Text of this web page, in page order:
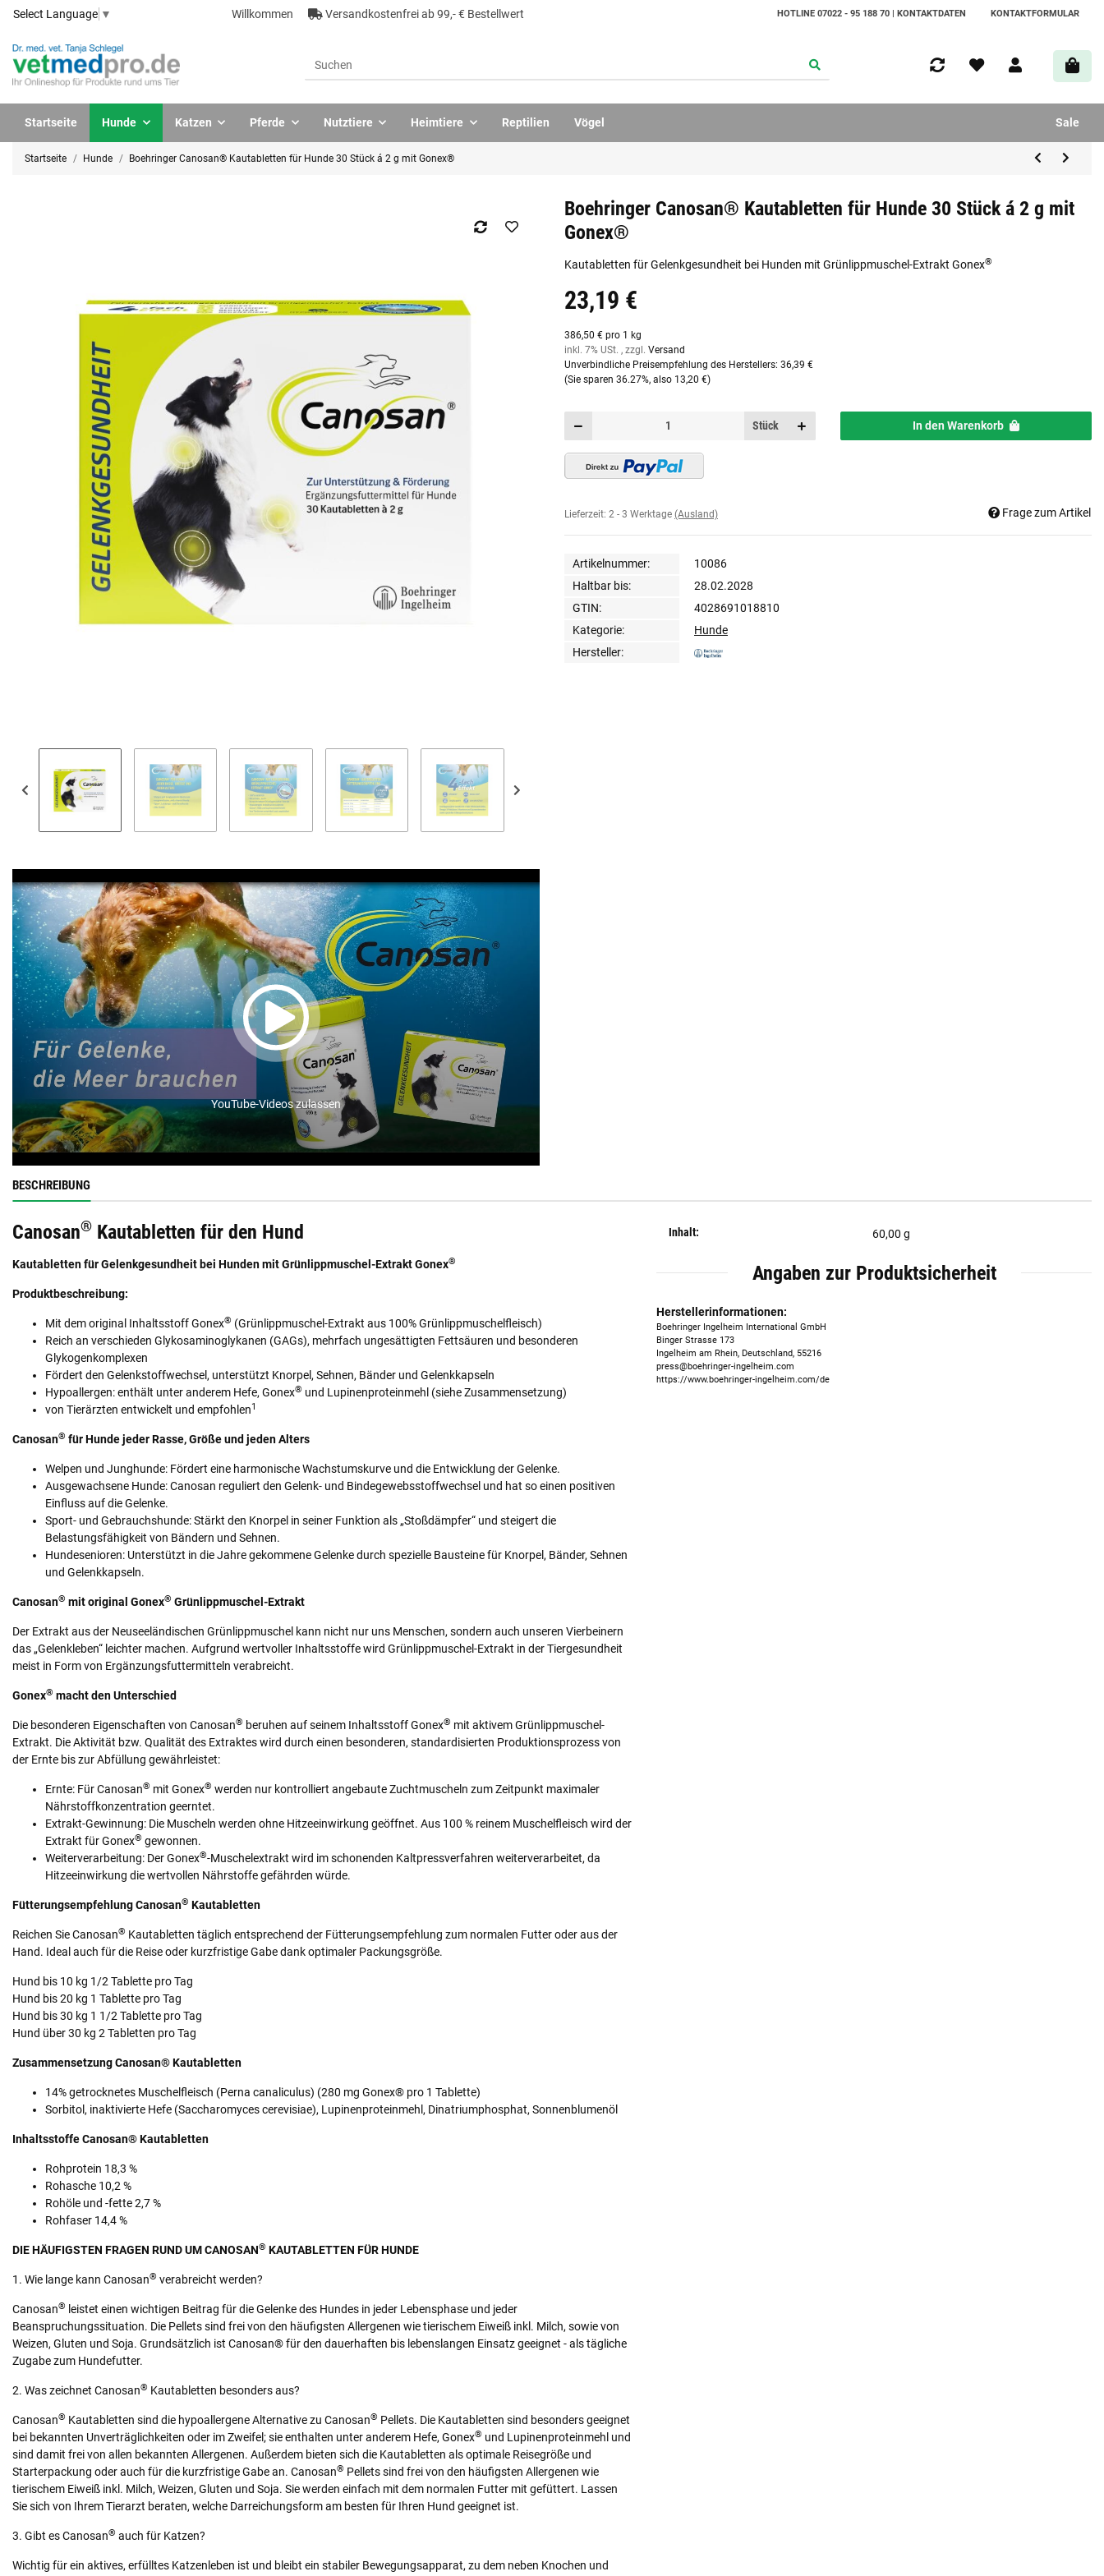
Select Language ▼ Willkommen Versandkostenfrei ab 99,- € Bestellwert HOTLINE 07022 - 95 188 70 | KONTAKTDATEN KONTAKTFORMULAR
Hunde Katzen Pferde Nutztiere Heimtiere Reptilien Vögel
Startseite Sale
Startseite Hunde Boehringer Canosan® Kautabletten für Hunde 30 Stück á 2 g mit Gonex®
YouTube-Videos zulassen
Boehringer Canosan® Kautabletten für Hunde 30 Stück á 2 g mit
Gonex®
Kautabletten für Gelenkgesundheit bei Hunden mit Grünlippmuschel-Extrakt Gonex®
23,19 €
386,50 € pro 1 kg
inkl. 7% USt. , zzgl. Versand
Unverbindliche Preisempfehlung des Herstellers: 36,39 €
(Sie sparen 36.27%, also 13,20 €)
Stück In den Warenkorb
Lieferzeit: 2 - 3 Werktage (Ausland) Frage zum Artikel
Artikelnummer:
10086
Haltbar bis:
28.02.2028
GTIN:
4028691018810
Kategorie:
Hunde
Hersteller:
BESCHREIBUNG
Canosan® Kautabletten für den Hund
Kautabletten für Gelenkgesundheit bei Hunden mit Grünlippmuschel-Extrakt Gonex®
Produktbeschreibung:
Mit dem original Inhaltsstoff Gonex® (Grünlippmuschel-Extrakt aus 100% Grünlippmuschelfleisch)
Reich an verschieden Glykosaminoglykanen (GAGs), mehrfach ungesättigten Fettsäuren und besonderen
Glykogenkomplexen
Fördert den Gelenkstoffwechsel, unterstützt Knorpel, Sehnen, Bänder und Gelenkkapseln
Hypoallergen: enthält unter anderem Hefe, Gonex® und Lupinenproteinmehl (siehe Zusammensetzung)
von Tierärzten entwickelt und empfohlen1
Canosan® für Hunde jeder Rasse, Größe und jeden Alters
Welpen und Junghunde: Fördert eine harmonische Wachstumskurve und die Entwicklung der Gelenke.
Ausgewachsene Hunde: Canosan reguliert den Gelenk- und Bindegewebsstoffwechsel und hat so einen positiven
Einfluss auf die Gelenke.
Sport- und Gebrauchshunde: Stärkt den Knorpel in seiner Funktion als „Stoßdämpfer“ und steigert die
Belastungsfähigkeit von Bändern und Sehnen.
Hundesenioren: Unterstützt in die Jahre gekommene Gelenke durch spezielle Bausteine für Knorpel, Bänder, Sehnen
und Gelenkkapseln.
Canosan® mit original Gonex® Grünlippmuschel-Extrakt
Der Extrakt aus der Neuseeländischen Grünlippmuschel kann nicht nur uns Menschen, sondern auch unseren Vierbeinern
das „Gelenkleben“ leichter machen. Aufgrund wertvoller Inhaltsstoffe wird Grünlippmuschel-Extrakt in der Tiergesundheit
meist in Form von Ergänzungsfuttermitteln verabreicht.
Gonex® macht den Unterschied
Die besonderen Eigenschaften von Canosan® beruhen auf seinem Inhaltsstoff Gonex® mit aktivem Grünlippmuschel-
Extrakt. Die Aktivität bzw. Qualität des Extraktes wird durch einen besonderen, standardisierten Produktionsprozess von
der Ernte bis zur Abfüllung gewährleistet:
Ernte: Für Canosan® mit Gonex® werden nur kontrolliert angebaute Zuchtmuscheln zum Zeitpunkt maximaler
Nährstoffkonzentration geerntet.
Extrakt-Gewinnung: Die Muscheln werden ohne Hitzeeinwirkung geöffnet. Aus 100 % reinem Muschelfleisch wird der
Extrakt für Gonex® gewonnen.
Weiterverarbeitung: Der Gonex®-Muschelextrakt wird im schonenden Kaltpressverfahren weiterverarbeitet, da
Hitzeeinwirkung die wertvollen Nährstoffe gefährden würde.
Fütterungsempfehlung Canosan® Kautabletten
Reichen Sie Canosan® Kautabletten täglich entsprechend der Fütterungsempfehlung zum normalen Futter oder aus der
Hand. Ideal auch für die Reise oder kurzfristige Gabe dank optimaler Packungsgröße.
Hund bis 10 kg 1/2 Tablette pro Tag
Hund bis 20 kg 1 Tablette pro Tag
Hund bis 30 kg 1 1/2 Tablette pro Tag
Hund über 30 kg 2 Tabletten pro Tag
Zusammensetzung Canosan® Kautabletten
14% getrocknetes Muschelfleisch (Perna canaliculus) (280 mg Gonex® pro 1 Tablette)
Sorbitol, inaktivierte Hefe (Saccharomyces cerevisiae), Lupinenproteinmehl, Dinatriumphosphat, Sonnenblumenöl
Inhaltsstoffe Canosan® Kautabletten
Rohprotein 18,3 %
Rohasche 10,2 %
Rohöle und -fette 2,7 %
Rohfaser 14,4 %
DIE HÄUFIGSTEN FRAGEN RUND UM CANOSAN® KAUTABLETTEN FÜR HUNDE
1. Wie lange kann Canosan® verabreicht werden?
Canosan® leistet einen wichtigen Beitrag für die Gelenke des Hundes in jeder Lebensphase und jeder
Beanspruchungssituation. Die Pellets sind frei von den häufigsten Allergenen wie tierischem Eiweiß inkl. Milch, sowie von
Weizen, Gluten und Soja. Grundsätzlich ist Canosan® für den dauerhaften bis lebenslangen Einsatz geeignet - als tägliche
Zugabe zum Hundefutter.
2. Was zeichnet Canosan® Kautabletten besonders aus?
Canosan® Kautabletten sind die hypoallergene Alternative zu Canosan® Pellets. Die Kautabletten sind besonders geeignet
bei bekannten Unverträglichkeiten oder im Zweifel; sie enthalten unter anderem Hefe, Gonex® und Lupinenproteinmehl und
sind damit frei von allen bekannten Allergenen. Außerdem bieten sich die Kautabletten als optimale Reisegröße und
Starterpackung oder auch für die kurzfristige Gabe an. Canosan® Pellets sind frei von den häufigsten Allergenen wie
tierischem Eiweiß inkl. Milch, Weizen, Gluten und Soja. Sie werden einfach mit dem normalen Futter mit gefüttert. Lassen
Sie sich von Ihrem Tierarzt beraten, welche Darreichungsform am besten für Ihren Hund geeignet ist.
3. Gibt es Canosan® auch für Katzen?
Wichtig für ein aktives, erfülltes Katzenleben ist und bleibt ein stabiler Bewegungsapparat, zu dem neben Knochen und
Inhalt: 60,00 g
Angaben zur Produktsicherheit
Herstellerinformationen:
Boehringer Ingelheim International GmbH
Binger Strasse 173
Ingelheim am Rhein, Deutschland, 55216
press@boehringer-ingelheim.com
https://www.boehringer-ingelheim.com/de